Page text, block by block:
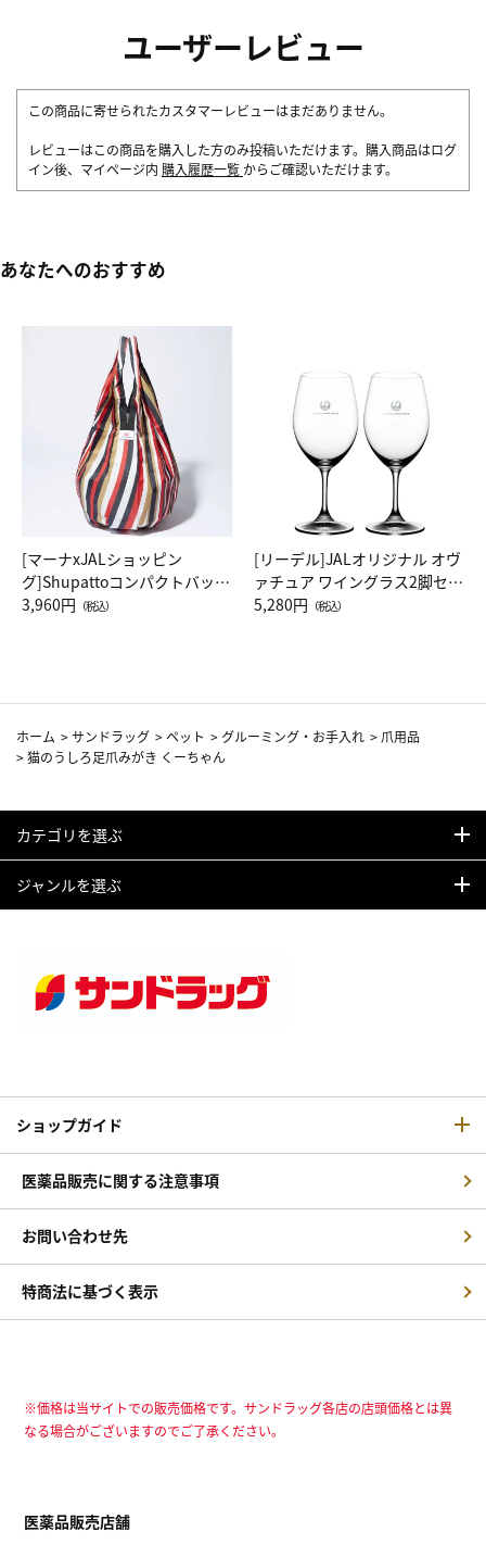
ユーザーレビュー
この商品に寄せられたカスタマーレビューはまだありません。
レビューはこの商品を購入した方のみ投稿いただけます。購入商品はログ
イン後、マイページ内 購入履歴一覧 からご確認いただけます。
あなたへのおすすめ
[マーナxJALショッピン
グ]Shupattoコンパクトバッグ
Drop JAL客室乗務員（LC）ス
3,960円 （税込）
[リーデル]JALオリジナル オヴ
ァチュア ワイングラス2脚セッ
ト（レッドワイン）
5,280円 （税込）
ホーム >サンドラッグ >ペット > グルーミング・お手入れ > 爪用品
>猫のうしろ足爪みがき くーちゃん
カテゴリを選ぶ
ジャンルを選ぶ
ショップガイド
医薬品販売に関する注意事項
お問い合わせ先
特商法に基づく表示
※価格は当サイトでの販売価格です。サンドラッグ各店の店頭価格とは異
なる場合がございますのでご了承ください。
医薬品販売店舗